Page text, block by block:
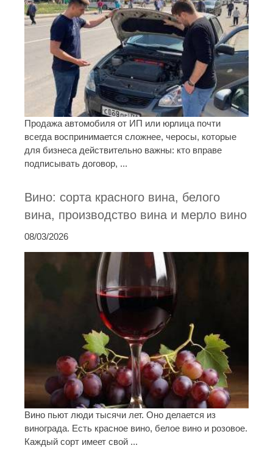
Продажа автомобиля от ИП или юрлица почти
всегда воспринимается сложнее, черосы, которые
для бизнеса действительно важны: кто вправе
подписывать договор, ...
Вино: сорта красного вина, белого
вина, производство вина и мерло вино
08/03/2026
Вино пьют люди тысячи лет. Оно делается из
винограда. Есть красное вино, белое вино и розовое.
Каждый сорт имеет свой ...